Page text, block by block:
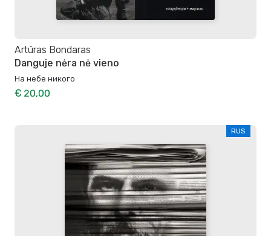
Artūras Bondaras
Danguje nėra nė vieno
На небе никого
€ 20,00
RUS